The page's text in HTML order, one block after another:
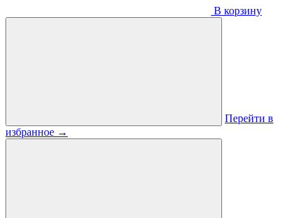
В корзину
Перейти в
избранное →